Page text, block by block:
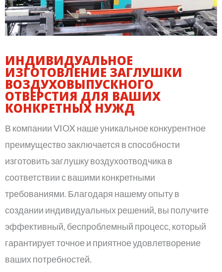
ИНДИВИДУАЛЬНОЕ
ИЗГОТОВЛЕНИЕ ЗАГЛУШКИ
ВОЗДУХОВЫПУСКНОГО
ОТВЕРСТИЯ ДЛЯ ВАШИХ
КОНКРЕТНЫХ НУЖД
В компании VIOX наше уникальное конкурентное
преимущество заключается в способности
изготовить заглушку воздухоотводчика в
соответствии с вашими конкретными
требованиями. Благодаря нашему опыту в
создании индивидуальных решений, вы получите
эффективный, беспроблемный процесс, который
гарантирует точное и приятное удовлетворение
ваших потребностей.